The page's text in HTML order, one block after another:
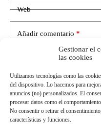
Gestionar el
las cookies
Utilizamos tecnologías como las
del dispositivo. Lo hacemos para
anuncios (no) personalizados. El
procesar datos como el
No consentir o retirar el
características y funciones.
Web
Añadir comentario *
Publicar el comentario